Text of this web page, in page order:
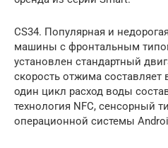
CS34. Популярная и
машины с фронтальным
установлен стандартный
скорость отжима составляет
один цикл расход воды
технология NFC, сенсорный
операционной системы